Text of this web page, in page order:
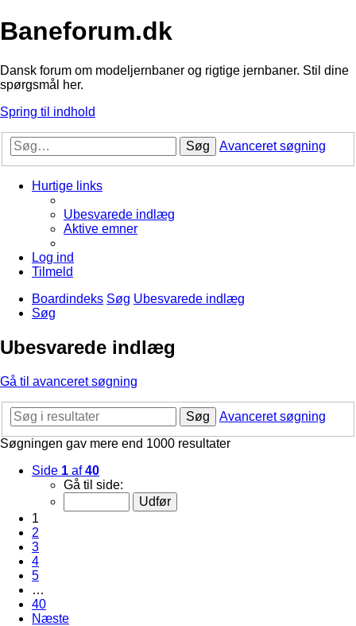
Baneforum.dk
Dansk forum om modeljernbaner og rigtige jernbaner. Stil dine
spørgsmål her.
Spring til indhold
Søg Avanceret søgning
Hurtige links
Ubesvarede indlæg
Aktive emner
Log ind
Tilmeld
Boardindeks Søg Ubesvarede indlæg
Søg
Ubesvarede indlæg
Gå til avanceret søgning
Søg
Avanceret søgning
Søgningen gav mere end 1000 resultater
Side 1 af40
Gå til side:
1
2
3
4
5
…
40
Næste